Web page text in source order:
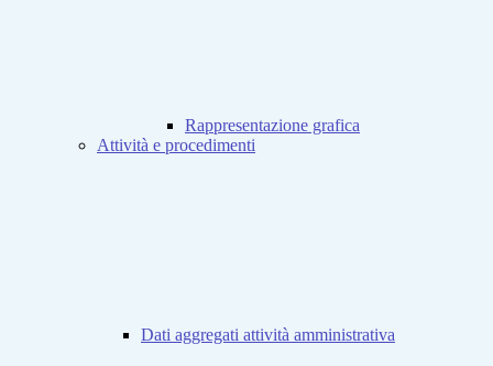
Rappresentazione grafica
Attività e procedimenti
Dati aggregati attività amministrativa